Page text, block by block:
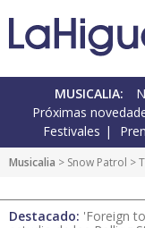
MUSICALIA:
Próximas
Festivales
Musicalia > Snow Patrol >
Destacado: 'Foreign